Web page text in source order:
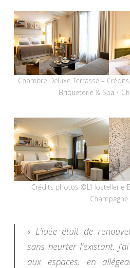
Chambre Deluxe Terrasse –
Briqueterie & Spa •
Crédits photos ©L’Hostellerie
Champagne
« L’idée était de
sans heurter l’existant.
aux espaces, en